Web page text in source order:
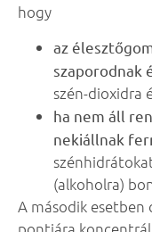
hogy
az
szaporodnak
szén-dioxidra
ha nem áll
nekiállnak
(alkoholra)
A második esetben